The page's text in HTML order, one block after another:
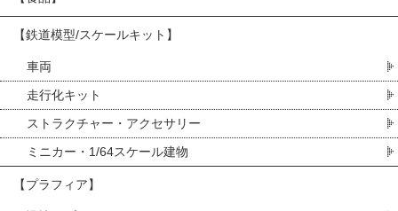
【鉄道模型/スケールキット】
車両
走行化キット
ストラクチャー・アクセサリー
ミニカー・1/64スケール建物
【プラフィア】